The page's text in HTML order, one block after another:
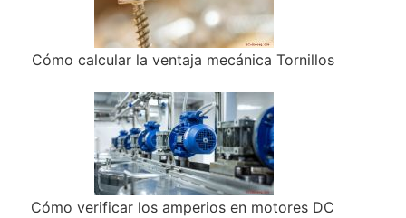
Cómo calcular la ventaja mecánica Tornillos
Cómo verificar los amperios en motores DC